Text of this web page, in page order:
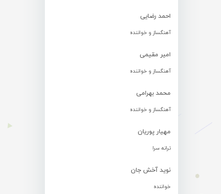
احمد رضایی
آهنگساز و خواننده
امیر مقیمی
آهنگساز و خواننده
محمد بهرامی
آهنگساز و خواننده
مهیار پوریان
ترانه سرا
نوید آخش جان
خواننده